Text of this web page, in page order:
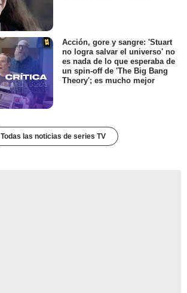
Acción, gore y sangre: 'Stuart
no logra salvar el universo' no
es nada de lo que esperaba de
un spin-off de 'The Big Bang
Theory'; es mucho mejor
Todas las noticias de series TV